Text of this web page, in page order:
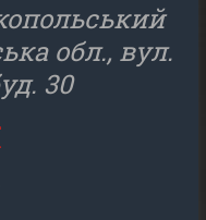
обл., вул.
30